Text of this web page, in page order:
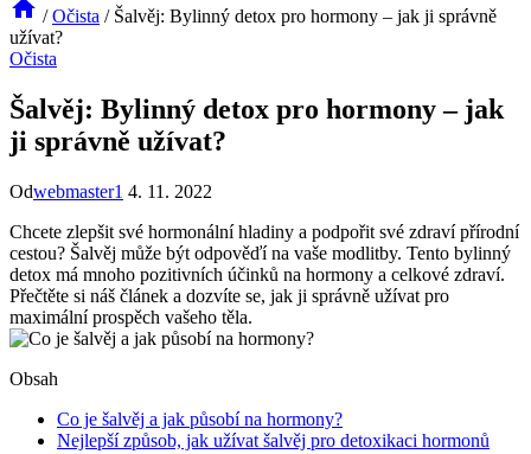
/ Očista / Šalvěj: Bylinný detox pro hormony – jak ji správně
užívat?
Očista
Šalvěj: Bylinný detox pro hormony – jak
ji správně užívat?
Odwebmaster1 4. 11. 2022
Chcete zlepšit své hormonální hladiny a podpořit své zdraví přírodní
cestou? Šalvěj může být odpověďí na vaše modlitby. Tento bylinný
detox má mnoho pozitivních účinků na hormony a celkové zdraví.
Přečtěte si náš článek a dozvíte se, jak ji správně užívat pro
maximální prospěch vašeho těla.
Obsah
Co je šalvěj a jak působí na hormony?
Nejlepší způsob, jak užívat šalvěj pro detoxikaci hormonů